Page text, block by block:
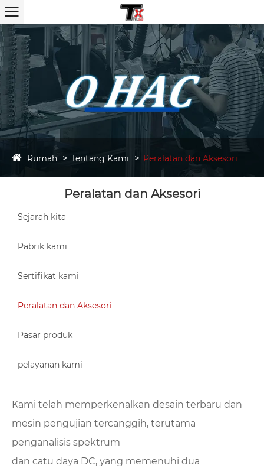
Rumah Tentang Kami Peralatan dan Aksesori
Peralatan dan Aksesori
Sejarah kita
Pabrik kami
Sertifikat kami
Peralatan dan Aksesori
Pasar produk
pelayanan kami
Kami telah memperkenalkan desain terbaru dan
mesin pengujian tercanggih, terutama
penganalisis spektrum
dan catu daya DC, yang memenuhi dua